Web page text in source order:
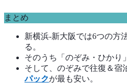
まとめ
新横浜-新大阪では6つの方
る。
そのうち「のぞみ・ひかり
そして、のぞみで往復＆宿
パックが最も安い。